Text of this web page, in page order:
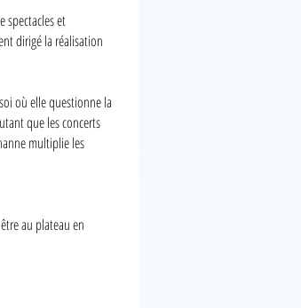
spectacles et
dirigé la réalisation
où elle questionne la
que les concerts
multiplie les
au plateau en